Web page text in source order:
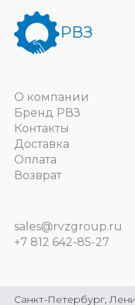
РВЗ
О компании
Бренд РВЗ
Контакты
Доставка
Оплата
Возврат
sales@rvzgroup.ru
+7 812 642-85-27
Санкт-Петербург,